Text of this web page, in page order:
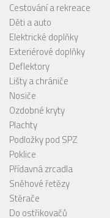
Cestování a rekreace
Děti a auto
Elektrické doplňky
Exteriérové doplňky
Deflektory
Lišty a chrániče
Nosiče
Ozdobné kryty
Plachty
Podložky pod SPZ
Poklice
Přídavná zrcadla
Sněhové řetězy
Stěrače
Do ostřikovačů